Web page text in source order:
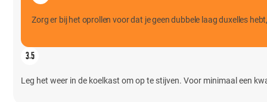
Zorg er bij het oprollen voor dat je geen dubbele laag duxelles
Leg het weer in de koelkast om op te stijven. Voor minimaal een